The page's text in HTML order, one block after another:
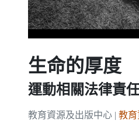
生命的厚度
運動相關法律責
教育資源及出版中心 | 教